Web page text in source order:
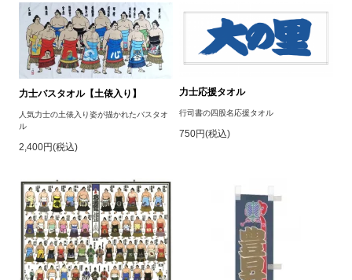
力士バスタオル【土俵入り】
人気力士の土俵入り姿が描かれたバスタオ
ル
2,400円(税込)
力士応援タオル
行司書の四股名応援タオル
750円(税込)